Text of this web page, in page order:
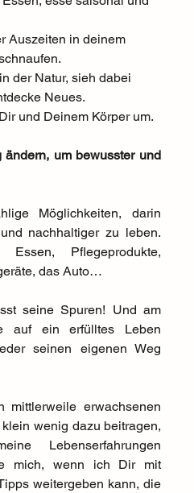
Auszeiten in deinem
der Natur, sieh dabei
Neues.
und Deinem Körper um.
um bewusster und
Möglichkeiten, darin
nachhaltiger zu leben.
Pflegeprodukte,
das Auto…
seine Spuren! Und am
auf ein erfülltes Leben
seinen eigenen Weg
mittlerweile erwachsenen
wenig dazu beitragen,
Lebenserfahrungen
mich, wenn ich Dir mit
weitergeben kann, die